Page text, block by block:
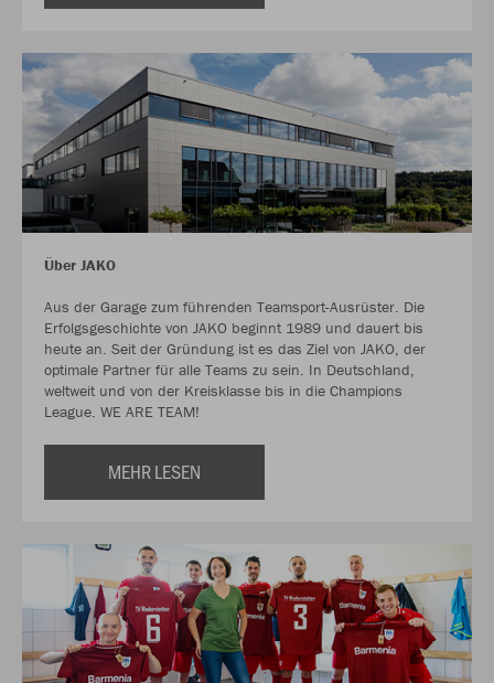
Über JAKO
Aus der Garage zum führenden Teamsport-Ausrüster. Die
Erfolgsgeschichte von JAKO beginnt 1989 und dauert bis
heute an. Seit der Gründung ist es das Ziel von JAKO, der
optimale Partner für alle Teams zu sein. In Deutschland,
weltweit und von der Kreisklasse bis in die Champions
League. WE ARE TEAM!
MEHR LESEN